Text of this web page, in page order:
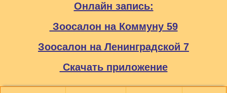
Онлайн запись:
Зоосалон на Коммуну 59
Зоосалон на Ленинградской 7
Скачать приложение